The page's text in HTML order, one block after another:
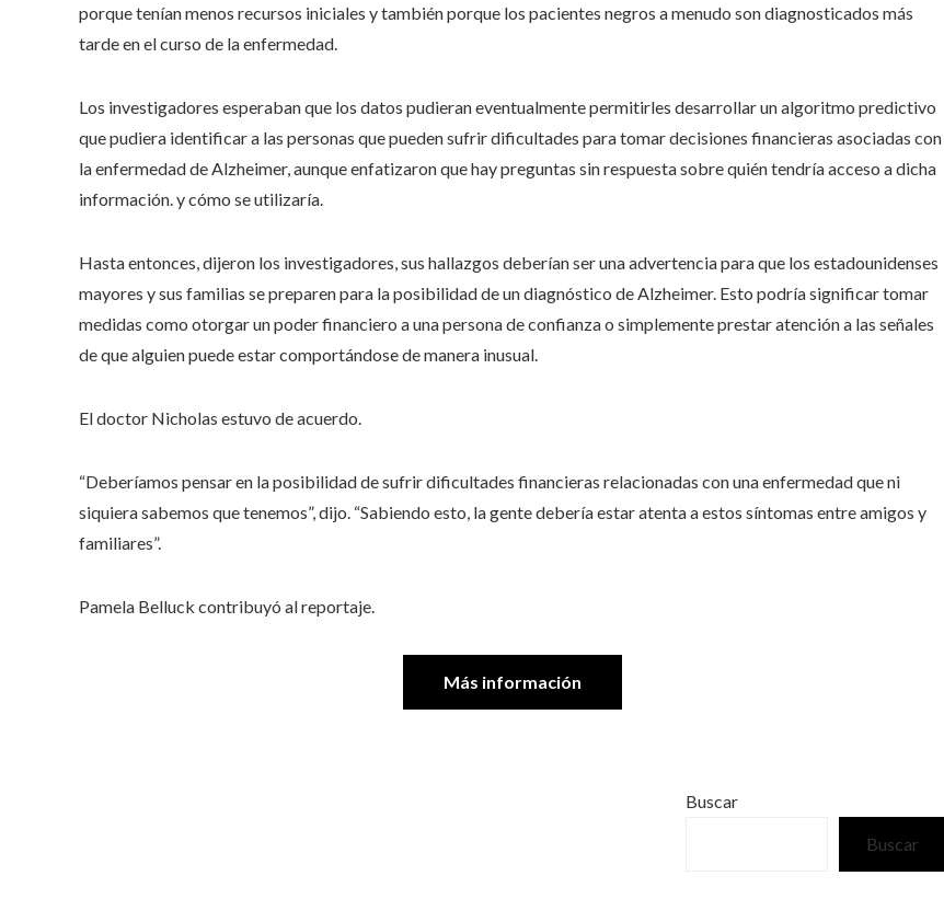
porque tenían menos recursos iniciales y también porque los pacientes negros a menudo son diagnosticados más
tarde en el curso de la enfermedad.
Los investigadores esperaban que los datos pudieran eventualmente permitirles desarrollar un algoritmo predictivo
que pudiera identificar a las personas que pueden sufrir dificultades para tomar decisiones financieras asociadas con
la enfermedad de Alzheimer, aunque enfatizaron que hay preguntas sin respuesta sobre quién tendría acceso a dicha
información. y cómo se utilizaría.
Hasta entonces, dijeron los investigadores, sus hallazgos deberían ser una advertencia para que los estadounidenses
mayores y sus familias se preparen para la posibilidad de un diagnóstico de Alzheimer. Esto podría significar tomar
medidas como otorgar un poder financiero a una persona de confianza o simplemente prestar atención a las señales
de que alguien puede estar comportándose de manera inusual.
El doctor Nicholas estuvo de acuerdo.
“Deberíamos pensar en la posibilidad de sufrir dificultades financieras relacionadas con una enfermedad que ni
siquiera sabemos que tenemos”, dijo. “Sabiendo esto, la gente debería estar atenta a estos síntomas entre amigos y
familiares”.
Pamela Belluck contribuyó al reportaje.
Más información
Buscar
Buscar